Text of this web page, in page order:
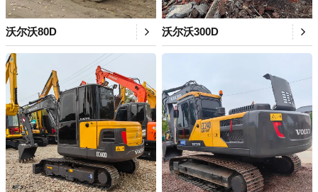
沃尔沃80D 沃尔沃300D